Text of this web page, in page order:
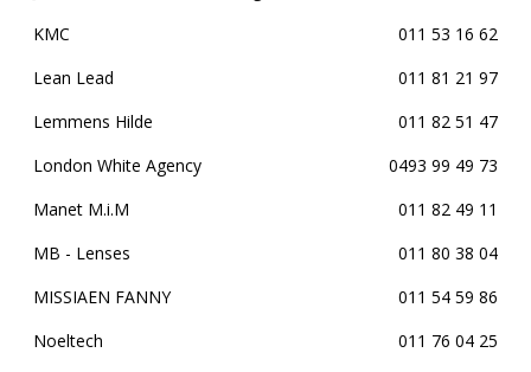
KMC
011 53 16 62
Lean Lead
011 81 21 97
Lemmens Hilde
011 82 51 47
London White Agency
0493 99 49 73
Manet M.i.M
011 82 49 11
MB - Lenses
011 80 38 04
MISSIAEN FANNY
011 54 59 86
Noeltech
011 76 04 25